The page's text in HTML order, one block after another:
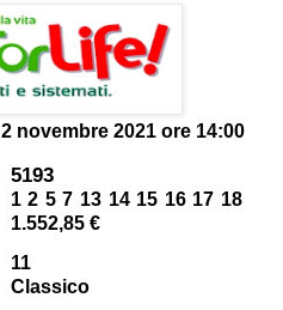
2 novembre 2021 ore 14:00
5193
1 2 5 7 13 14 15 16 17 18
1.552,85 €
11
Classico